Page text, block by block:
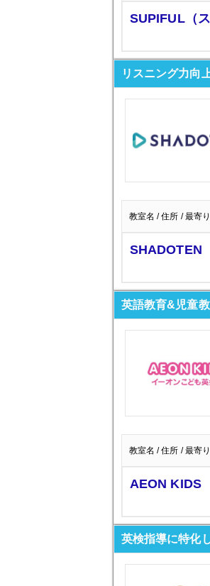
SUPIFUL（ス
リスニング力向
教室名 / 住所 / 最寄
SHADOTEN
英語教育&児童
教室名 / 住所 / 最寄
AEON KIDS
英検指導に特化